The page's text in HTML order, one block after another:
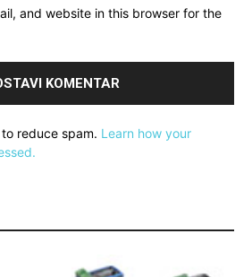
and website in this browser for the
reduce spam. Learn how your